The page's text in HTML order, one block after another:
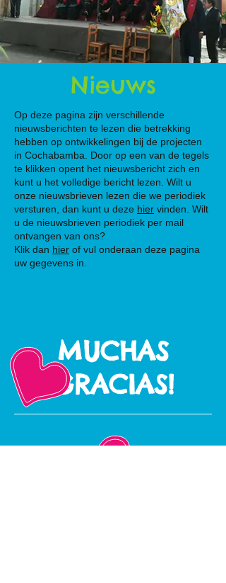
Nieuws
Op deze pagina zijn verschillende
nieuwsberichten te lezen die betrekking
hebben op ontwikkelingen bij de projecten
in Cochabamba. Door op een van de tegels
te klikken opent het nieuwsbericht zich en
kunt u het volledige bericht lezen. Wilt u
onze nieuwsbrieven lezen die we periodiek
versturen, dan kunt u deze hier vinden. Wilt
u de nieuwsbrieven periodiek per mail
ontvangen van ons?
Klik dan hier of vul onderaan deze pagina
uw gegevens in.
MUCHAS
GRACIAS!